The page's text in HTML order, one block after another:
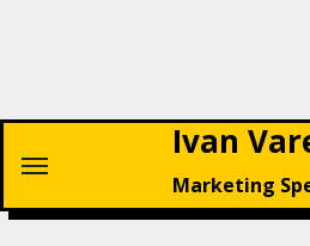
Ivan
Marketing